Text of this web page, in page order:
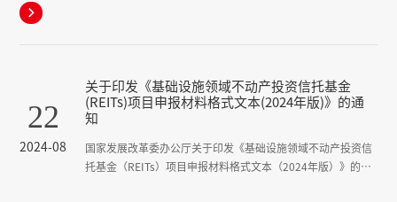
要》，制定本规划。

22
2024-08
关于印发《基础设施领域不动产投资信托基金
(REITs)项目申报材料格式文本(2024年版)》的通
知
国家发展改革委办公厅关于印发《基础设施领域不动产投资信
托基金（REITs）项目申报材料格式文本（2024年版）》的通